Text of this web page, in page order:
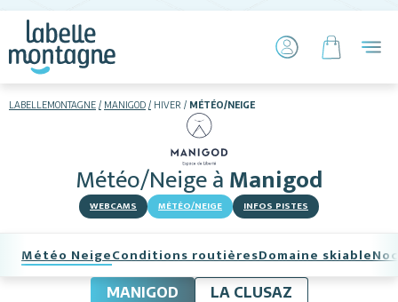
LABELLEMONTAGNE MANIGOD HIVER MÉTÉO/NEIGE
Météo/NeigeàManigod
WEBCAMS MÉTÉO/NEIGE INFOS PISTES
Météo NeigeConditions routièresDomaine skiable
MANIGOD LA CLUSAZ